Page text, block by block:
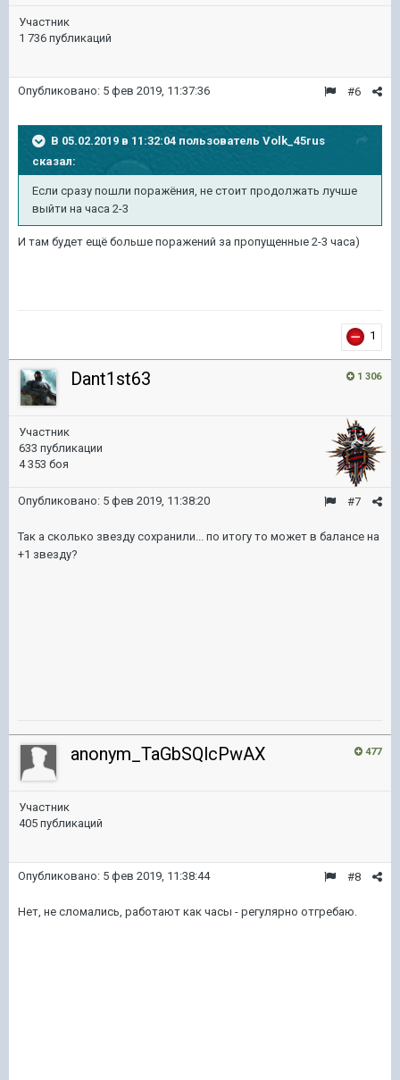
Участник
1 736 публикаций
#6
Опубликовано: 5 фев 2019, 11:37:36
В 05.02.2019 в 11:32:04 пользователь Volk_45rus
сказал:
Если сразу пошли поражёния, не стоит продолжать лучше
выйти на часа 2-3
И там будет ещё больше поражений за пропущенные 2-3 часа)
1
1 306
Dant1st63
Участник
633 публикации
4 353 боя
#7
Опубликовано: 5 фев 2019, 11:38:20
Так а сколько звезду сохранили... по итогу то может в балансе на
+1 звезду?
477
anonym_TaGbSQlcPwAX
Участник
405 публикаций
#8
Опубликовано: 5 фев 2019, 11:38:44
Нет, не сломались, работают как часы - регулярно отгребаю.